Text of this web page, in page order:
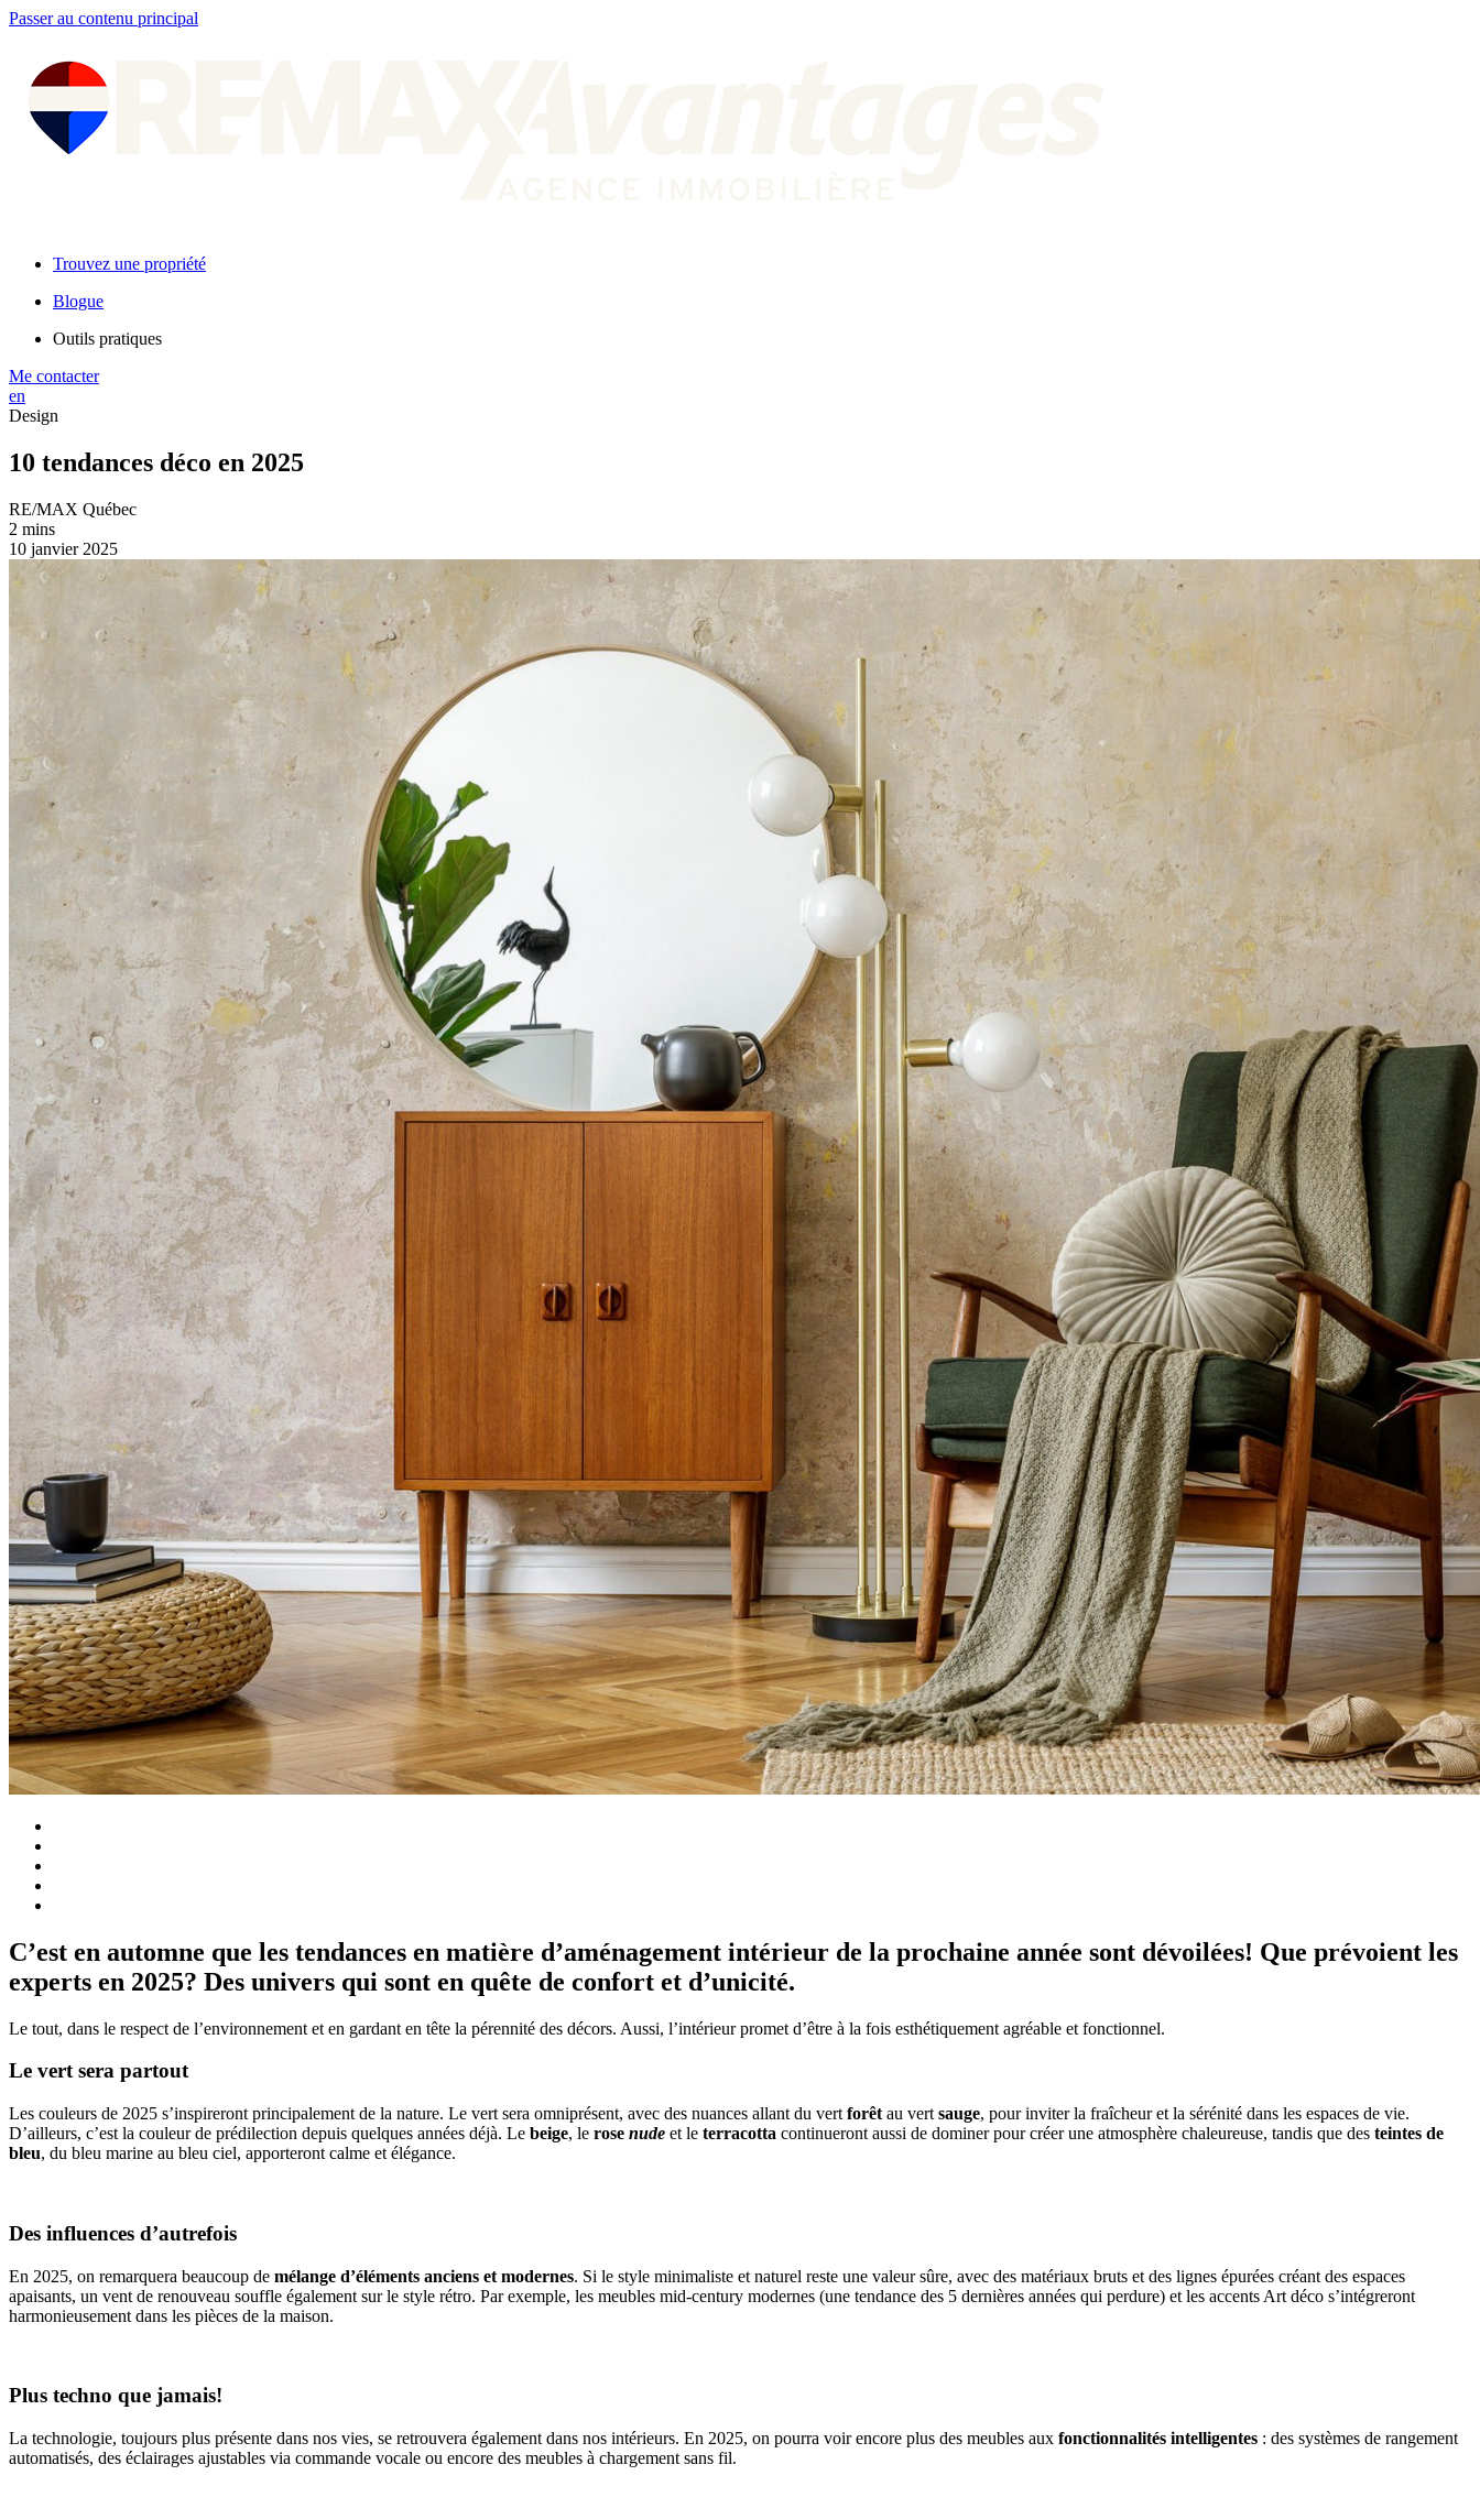
Passer au contenu principal
Trouvez une propriété
Blogue
Outils pratiques
Me contacter
en
Design
10 tendances déco en 2025
RE/MAX Québec
2 mins
10 janvier 2025
C’est en automne que les tendances en matière d’aménagement intérieur de la prochaine année sont dévoilées! Que prévoient les
experts en 2025? Des univers qui sont en quête de confort et d’unicité.
Le tout, dans le respect de l’environnement et en gardant en tête la pérennité des décors. Aussi, l’intérieur promet d’être à la fois esthétiquement agréable et fonctionnel.
Le vert sera partout
Les couleurs de 2025 s’inspireront principalement de la nature. Le vert sera omniprésent, avec des nuances allant du vert forêt au vert sauge, pour inviter la fraîcheur et la sérénité dans les espaces de vie.
D’ailleurs, c’est la couleur de prédilection depuis quelques années déjà. Le beige, le rose nude et le terracotta continueront aussi de dominer pour créer une atmosphère chaleureuse, tandis que des teintes de
bleu, du bleu marine au bleu ciel, apporteront calme et élégance.
Des influences d’autrefois
En 2025, on remarquera beaucoup de mélange d’éléments anciens et modernes. Si le style minimaliste et naturel reste une valeur sûre, avec des matériaux bruts et des lignes épurées créant des espaces
apaisants, un vent de renouveau souffle également sur le style rétro. Par exemple, les meubles mid-century modernes (une tendance des 5 dernières années qui perdure) et les accents Art déco s’intégreront
harmonieusement dans les pièces de la maison.
Plus techno que jamais!
La technologie, toujours plus présente dans nos vies, se retrouvera également dans nos intérieurs. En 2025, on pourra voir encore plus des meubles aux fonctionnalités intelligentes : des systèmes de rangement
automatisés, des éclairages ajustables via commande vocale ou encore des meubles à chargement sans fil.